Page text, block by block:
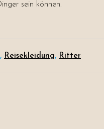
sein können.
, Reisekleidung, Ritter